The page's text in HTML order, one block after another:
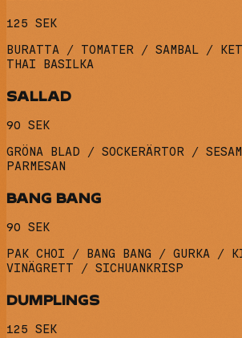
125 SEK
BURATTA / TOMATER / SAMBAL /
THAI BASILKA
SALLAD
90 SEK
GRÖNA BLAD / SOCKERÄRTOR /
PARMESAN
BANG BANG
90 SEK
PAK CHOI / BANG BANG / GURKA /
VINÄGRETT / SICHUANKRISP
DUMPLINGS
125 SEK